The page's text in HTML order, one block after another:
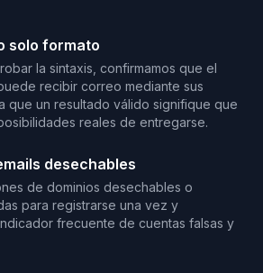
solo formato
la sintaxis, confirmamos que el
recibir correo mediante sus
que un resultado válido signifique que
reales de entregarse.
desechables
de dominios desechables o
para registrarse una vez y
frecuente de cuentas falsas y